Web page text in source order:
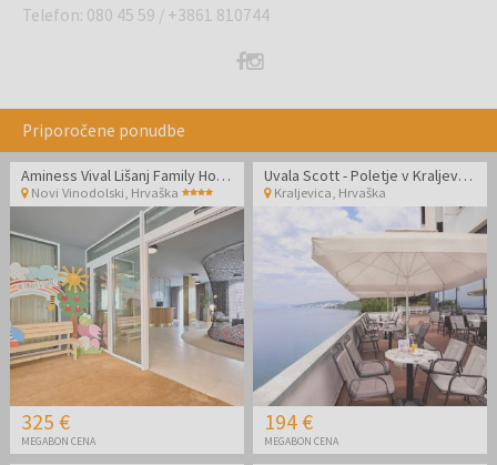
Telefon: 080 45 59 / +3861 810744
Priporočene ponudbe
Aminess Vival Lišanj Family Hotel - Družinski all inclusive light z animacijo
Novi Vinodolski Hrvaška
325 €
MEGABON CENA
Uvala Scott - Poletje v Kraljevici - Standard soba
Kraljevica Hrvaška
194 €
MEGABON CENA